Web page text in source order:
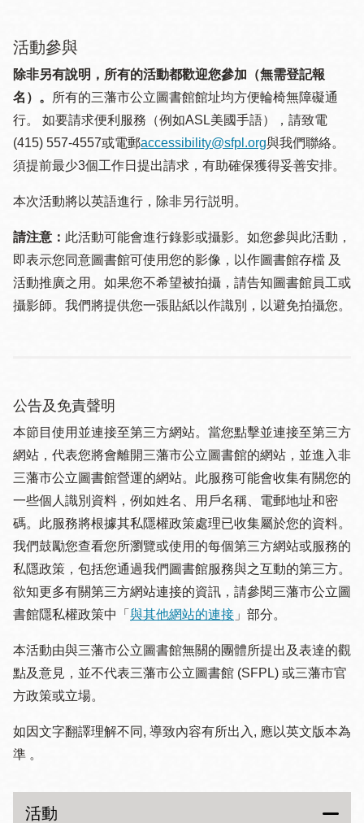
活動參與
除非另有說明，所有的活動都歡迎您參加（無需登記報
名）。
所有的三藩市公立圖書館館址均方便輪椅無障礙通
行。 如要請求便利服務（例如ASL美國手語），請致電
(415) 557-4557或電郵accessibility@sfpl.org與我們聯絡。
須提 前最少3個工作日提出請求，有助確保獲得妥善安排。
本次活動將以英語進行，除非另行説明。
請注意： 此活動可能會進行錄影或攝影。如您參與此活動，
即表示您同意圖書館可使用您的影像，以作圖書館存檔 及
活動推廣之用。如果您不希望被拍攝，請告知圖書館員工或
攝影師。我們將提供您一張貼紙以作識別，以避免拍攝您。
公告及免責聲明
本節目使用並連接至第三方網站。當您點擊並連接至第三方
網站，代表您將會離開三藩市公立圖書館的網站，並進入非
三藩市公立圖書館營運的網站。此服務可能會收集有關您的
一些個人識別資料，例如姓名、用戶名稱、電郵地址和密
碼。此服務將根據其私隱權政策處理已收集屬於您的資料。
我們鼓勵您查看您所瀏覽或使用的每個第三方網站或服務的
私隱政策，包括您通過我們圖書館服務與之互動的第三方。
欲知更多有關第三方網站連接的資訊，請參閱三藩市公立圖
書館隱私權政策中「 與其他網站的連接 」部分。
本活動由與三藩市公立圖書館無關的團體所提出及表達的觀
點及意見，並不代表三藩市公立圖書館 (SFPL) 或三藩市官
方政策或立場。
如因文字翻譯理解不同, 導致內容有所出入, 應以英文版本為
準 。
活動